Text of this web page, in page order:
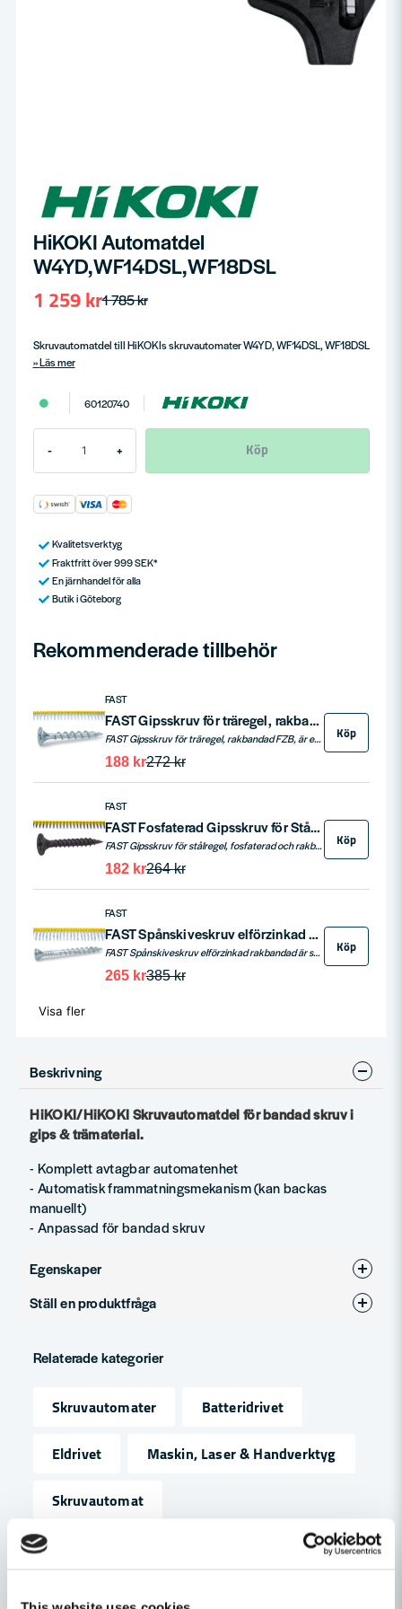
HiKOKI Automatdel
W4YD,WF14DSL,WF18DSL
1 785 kr
1 259 kr
Skruvautomatdel till HiKOKIs skruvautomater W4YD, WF14DSL, WF18DSL
Läs mer
60120740
- + Köp
Kvalitetsverktyg
Fraktfritt över 999 SEK*
En järnhandel för alla
Butik i Göteborg
Rekommenderade tillbehör
FAST
FAST Gipsskruv för träregel, rakbandad FZB – 1000st
FAST Gipsskruv för träregel, rakbandad FZB, är elförzinkad och utformad för effektiv infästning av gipsskivor på träreglar. Levereras i en låda med 1000 skruvar, perfekt för både professionella och DIY-projekt.
272 kr
188 kr
Köp
FAST
FAST Fosfaterad Gipsskruv för Stålregel, Rakbandad – 1000st
FAST Gipsskruv för stålregel, fosfaterad och rakbandad, är utformad för att effektivt fästa gipsskivor på stålreglar upp till 0,9 mm tjocklek. Dessa skruvar levereras i en låda med 1000 st bandade skruvar och använder PH2 bits.
264 kr
182 kr
Köp
FAST
FAST Spånskiveskruv elförzinkad rakbandad för träregel 1000st
FAST Spånskiveskruv elförzinkad rakbandad är speciellt designad för att fästa spånskivor på träreglar. Skruven är utrustad med rillor under huvudet som fräser och försänker, vilket ger en snygg och jämn yta. Ytbehandlad med elförzinkning för ökad hållbarhet och korrosionsskydd. Levereras rakbandad i en låda med 1000 skruvar, och har en skruvskalle med PH2-spår.
385 kr
265 kr
Köp
Visa fler
Beskrivning
HiKOKI/HiKOKI Skruvautomatdel för bandad skruv i
gips & trämaterial.
- Komplett avtagbar automatenhet
- Automatisk frammatningsmekanism (kan backas
manuellt)
- Anpassad för bandad skruv
Egenskaper
Varumärke
Ställ en produktfråga
Fråga oss något om denna produkten...
Namn
email
Ja, ni får publicera min fråga
Relaterade kategorier
Skruvautomater
Batteridrivet
Eldrivet
Maskin, Laser & Handverktyg
Skruvautomat